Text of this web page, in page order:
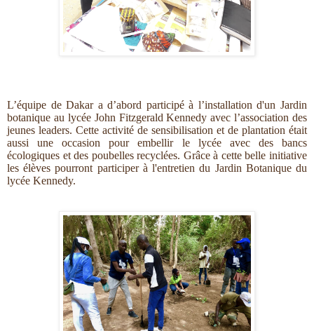
L’équipe de Dakar a d’abord participé à l’installation d'un Jardin
botanique au lycée John Fitzgerald Kennedy avec l’association des
jeunes leaders. Cette activité de sensibilisation et de plantation était
aussi une occasion pour embellir le lycée avec des bancs
écologiques et des poubelles recyclées. Grâce à cette belle initiative
les élèves pourront participer à l'entretien du Jardin Botanique du
lycée Kennedy.